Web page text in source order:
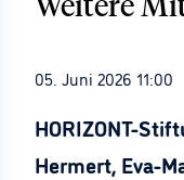
Weitere
05. Juni 2026 11:00
HORIZONT-
Hermert, Eva-